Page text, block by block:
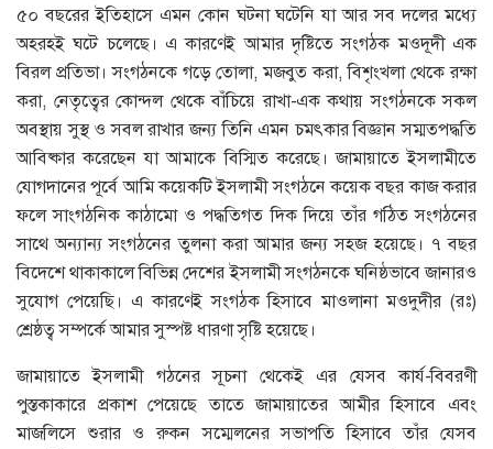
৫০ বছরের ইতিহাসে এমন কোন ঘটনা ঘটেনি যা আর সব দলের মধ্যে
অহরহই ঘটে চলেছে। এ কারণেই আমার দৃষ্টিতে সংগঠক মওদূদী এক
বিরল প্রতিভা। সংগঠনকে গড়ে তোলা, মজবুত করা, বিশৃংখলা থেকে রক্ষা
করা, নেতৃত্বের কোন্দল থেকে বাঁচিয়ে রাখা-এক কথায় সংগঠনকে সকল
অবস্থায় সুস্থ ও সবল রাখার জন্য তিনি এমন চমৎকার বিজ্ঞান সম্মতপদ্ধতি
আবিষ্কার করেছেন যা আমাকে বিস্মিত করেছে। জামায়াতে ইসলামীতে
যোগদানের পূর্বে আমি কয়েকটি ইসলামী সংগঠনে কয়েক বছর কাজ করার
ফলে সাংগঠনিক কাঠামো ও পদ্ধতিগত দিক দিয়ে তাঁর গঠিত সংগঠনের
সাথে অন্যান্য সংগঠনের তুলনা করা আমার জন্য সহজ হয়েছে। ৭ বছর
বিদেশে থাকাকালে বিভিন্ন দেশের ইসলামী সংগঠনকে ঘনিষ্ঠভাবে জানারও
সুযোগ পেয়েছি। এ কারণেই সংগঠক হিসাবে মাওলানা মওদুদীর (রঃ)
শ্রেষ্ঠত্ব সম্পর্কে আমার সুস্পষ্ট ধারণা সৃষ্টি হয়েছে।
জামায়াতে ইসলামী গঠনের সূচনা থেকেই এর যেসব কার্য-বিবরণী
পুস্তকাকারে প্রকাশ পেয়েছে তাতে জামায়াতের আমীর হিসাবে এবং
মাজলিসে শুরার ও রুকন সম্মেলনের সভাপতি হিসাবে তাঁর যেসব